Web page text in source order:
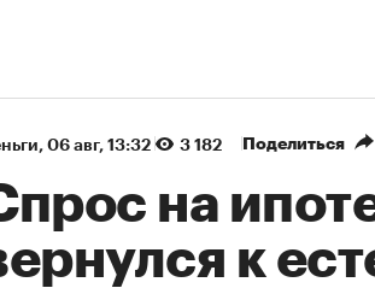
⁠, 06 авг, 13:32 3 182 Поделиться
на
к